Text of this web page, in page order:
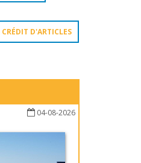
CRÉDIT D'ARTICLES
04-08-2026